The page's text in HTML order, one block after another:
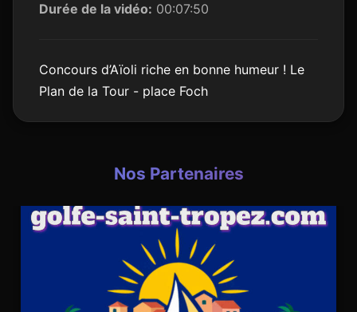
Durée de la vidéo: 00:07:50
Concours d’Aïoli riche en bonne humeur ! Le
Plan de la Tour - place Foch
Nos Partenaires